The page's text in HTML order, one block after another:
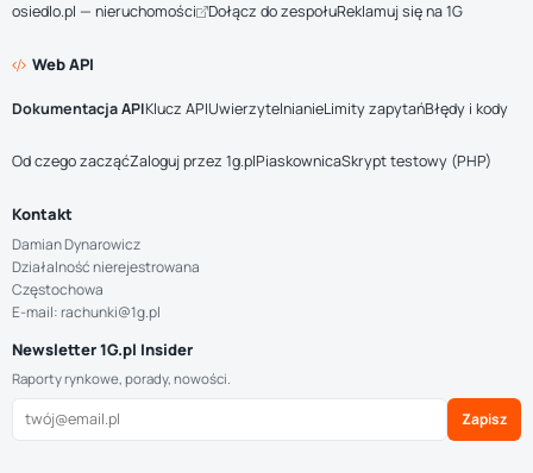
osiedlo.pl — nieruchomości Dołącz do zespołuReklamuj się na 1G
Web API
Dokumentacja APIKlucz APIUwierzytelnianieLimity zapytańBłędy i kody
Od czego zacząćZaloguj przez 1g.plPiaskownicaSkrypt testowy (PHP)
Kontakt
Damian Dynarowicz
Działalność nierejestrowana
Częstochowa
E-mail: rachunki@1g.pl
Newsletter 1G.pl Insider
Raporty rynkowe, porady, nowości.
Zapisz